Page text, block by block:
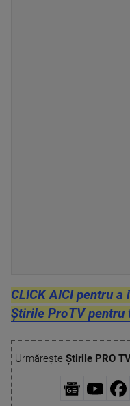
CLICK AICI pentru
Știrile ProTV pentru
Urmărește Știrile PRO